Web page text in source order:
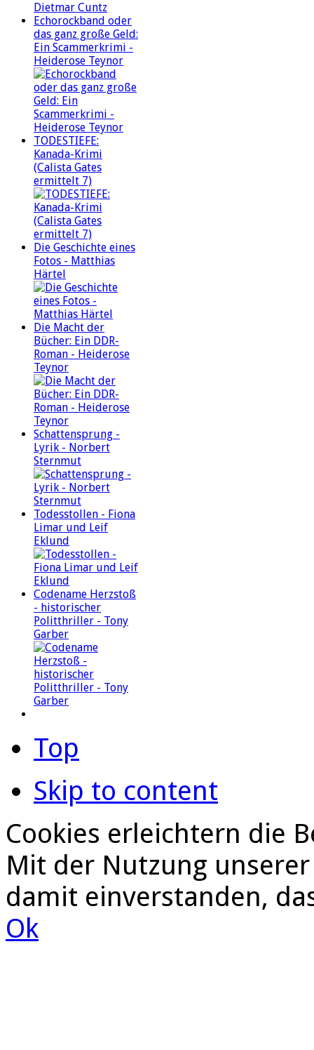
Echorockband oder
das ganz große Geld:
Ein Scammerkrimi -
Heiderose Teynor
TODESTIEFE:
Kanada-Krimi
(Calista Gates
ermittelt 7)
Die Geschichte eines
Fotos - Matthias
Härtel
Die Macht der
Bücher: Ein DDR-
Roman - Heiderose
Teynor
Schattensprung -
Lyrik - Norbert
Sternmut
Todesstollen - Fiona
Limar und Leif
Eklund
Codename Herzstoß
- historischer
Politthriller - Tony
Garber
Top
Skip to content
Cookies erleichtern die
Mit der Nutzung
damit einverstanden,
Ok